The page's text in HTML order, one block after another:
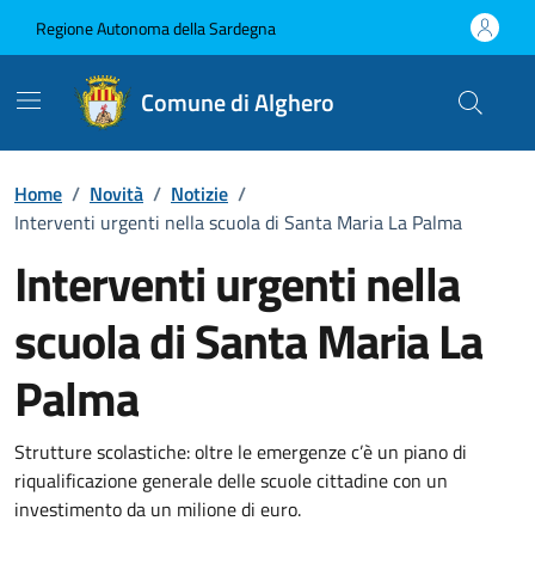
Regione Autonoma della Sardegna
Comune di Alghero
Home / Novità / Notizie /
Interventi urgenti nella scuola di Santa Maria La Palma
Interventi urgenti nella
scuola di Santa Maria La
Palma
Dettagli della notizia
Strutture scolastiche: oltre le emergenze c’è un piano di
riqualificazione generale delle scuole cittadine con un
investimento da un milione di euro.